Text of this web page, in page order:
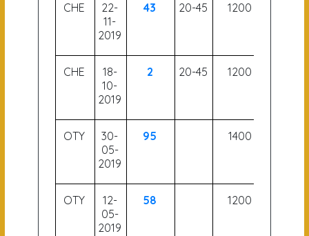
CHE
22-
11-
2019
43 20-45 1200
CHE
18-
10-
2019
2 20-45 1200
OTY
30-
05-
2019
95 1400
OTY
12-
05-
2019
58 1200